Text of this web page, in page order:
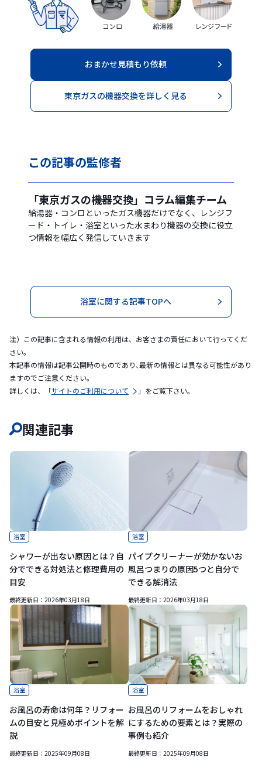
おまかせ見積もり依頼
東京ガスの機器交換を詳しく見る
この記事の監修者
「東京ガスの機器交換」コラム編集チーム
給湯器・コンロといったガス機器だけでなく、レンジフ
ード・トイレ・浴室といった水まわり機器の交換に役立
つ情報を幅広く発信していきます
浴室に関する記事TOPへ
注）この記事に含まれる情報の利用は、お客さまの責任において行ってくだ
さい。
本記事の情報は記事公開時のものであり､最新の情報とは異なる可能性があり
ますのでご注意ください｡
詳しくは、「サイトのご利用について 」をご覧下さい。
関連記事
浴室
シャワーが出ない原因とは？自
分でできる対処法と修理費用の
目安
最終更新日： 2026年03月18日
浴室
パイプクリーナーが効かないお
風呂つまりの原因5つと自分で
できる解消法
最終更新日： 2026年03月18日
浴室
お風呂の寿命は何年？リフォー
ムの目安と見極めポイントを解
説
最終更新日： 2025年09月08日
浴室
お風呂のリフォームをおしゃれ
にするための要素とは？実際の
事例も紹介
最終更新日： 2025年09月08日